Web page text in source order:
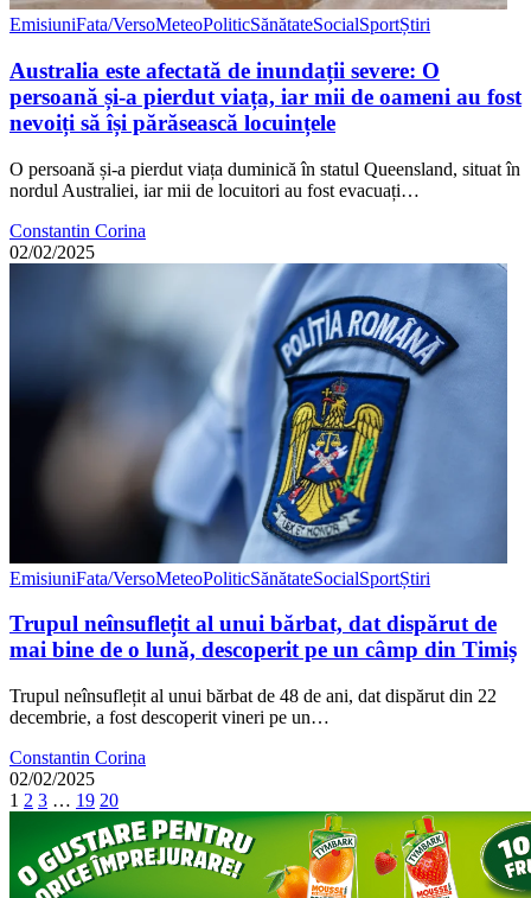
EmisiuniFata/VersoMeteoPoliticSănătateSocialSportȘtiri
Australia este afectată de inundații severe: O
persoană și-a pierdut viața, iar mii de oameni au fost
nevoiți să își părăsească locuințele
O persoană și-a pierdut viața duminică în statul Queensland, situat în
nordul Australiei, iar mii de locuitori au fost evacuați…
Constantin Corina
02/02/2025
EmisiuniFata/VersoMeteoPoliticSănătateSocialSportȘtiri
Trupul neînsuflețit al unui bărbat, dat dispărut de
mai bine de o lună, descoperit pe un câmp din Timiș
Trupul neînsuflețit al unui bărbat de 48 de ani, dat dispărut din 22
decembrie, a fost descoperit vineri pe un…
Constantin Corina
02/02/2025
1 2 3 … 19 20